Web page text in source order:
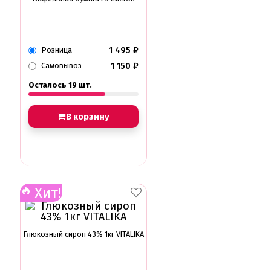
Розница 1 495 ₽
Самовывоз 1 150 ₽
Осталось 19 шт.
В корзину
Хит!
Глюкозный сироп 43% 1кг VITALIKA